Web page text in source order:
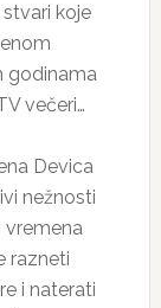
koje
godinama
večeri…
Devica
nežnosti
vremena
razneti
i naterati